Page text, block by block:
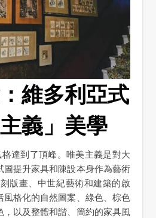
維多利亞式
義」美學
達到了頂峰。唯美主義是對大
圖提升家具和陳設本身作為藝術
版畫、中世紀藝術和建築的啟
風格化的自然圖案、綠色、棕色
，以及整體和諧、簡約的家具風